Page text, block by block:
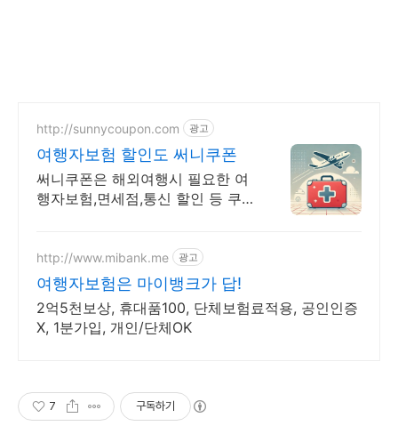
http://sunnycoupon.com 광고
여행자보험 할인도 써니쿠폰
써니쿠폰은 해외여행시 필요한 여
행자보험,면세점,통신 할인 등 쿠
http://www.mibank.me 광고
여행자보험은 마이뱅크가 답!
2억5천보상, 휴대품100, 단체보험료적용, 공인인증
X, 1분가입, 개인/단체OK
7 구독하기